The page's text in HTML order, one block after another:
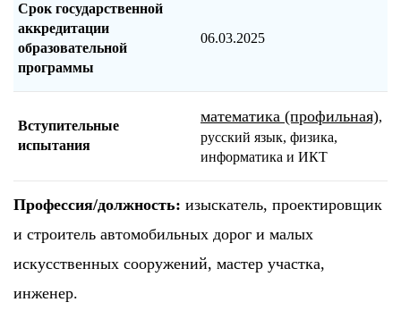
Срок государственной
аккредитации
образовательной
программы
06.03.2025
Вступительные
испытания
математика (профильная),
русский язык, физика,
информатика и ИКТ
Профессия/должность: изыскатель, проектировщик
и строитель автомобильных дорог и малых
искусственных сооружений, мастер участка,
инженер.